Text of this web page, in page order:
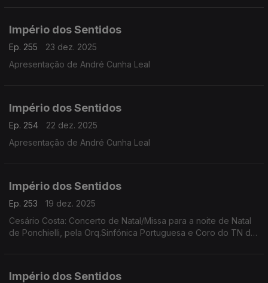
Império dos Sentidos
Ep. 255
23 dez. 2025
Apresentação de André Cunha Leal
Império dos Sentidos
Ep. 254
22 dez. 2025
Apresentação de André Cunha Leal
Império dos Sentidos
Ep. 253
19 dez. 2025
Cesário Costa: Concerto de Natal/Missa para a noite de Natal
de Ponchielli, pela Orq.Sinfónica Portuguesa e Coro do TN de
Império dos Sentidos